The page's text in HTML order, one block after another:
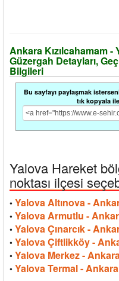
Ankara Kızılcahamam -
Güzergah Detayları,
Bilgileri
Bu sayfayı paylaşmak
tık kopyala
Yalova Hareket
noktası ilçesi
• Yalova Altınova -
• Yalova Armutlu -
• Yalova Çınarcık -
• Yalova Çiftlikköy -
• Yalova Merkez -
• Yalova Termal -